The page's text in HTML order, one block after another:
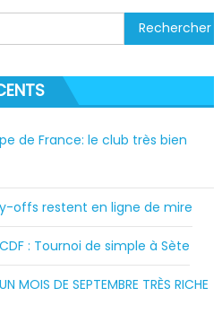
de France: le club très bien
offs restent en ligne de mire
CDF : Tournoi de simple à Sète
UN MOIS DE SEPTEMBRE TRÈS RICHE